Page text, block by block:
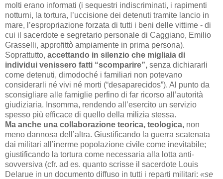
molti erano informati (i sequestri indiscriminati, i rapimenti
notturni, la tortura, l’uccisione dei detenuti tramite lancio in
mare, l’espropriazione forzata di tutti i beni delle vittime - di
cui il sacerdote e segretario personale di Caggiano, Emilio
Grasselli, approfittò ampiamente in prima persona).
Soprattutto, accettando in silenzio che migliaia di
individui venissero fatti “scomparire”, senza dichiararli
come detenuti, dimodoché i familiari non potevano
considerarli né vivi né morti (“desaparecidos”). Al punto da
sconsigliare alle famiglie perfino di far ricorso all’autorità
giudiziaria. Insomma, rendendo all’esercito un servizio
spesso più efficace di quello della milizia stessa.
Ma anche una collaborazione teorica, teologica, non
meno dannosa dell’altra. Giustificando la guerra scatenata
dai militari all’inerme popolazione civile come inevitabile;
giustificando la tortura come necessaria alla lotta anti-
sovversiva (cfr. ad es. quanto scrisse il sacerdote Louis
Delarue in un documento diffuso in tutti i reparti militari: «se